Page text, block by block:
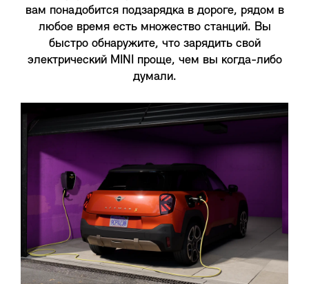
вам понадобится подзарядка в дороге, рядом в
любое время есть множество станций. Вы
быстро обнаружите, что зарядить свой
электрический MINI проще, чем вы когда-либо
думали.